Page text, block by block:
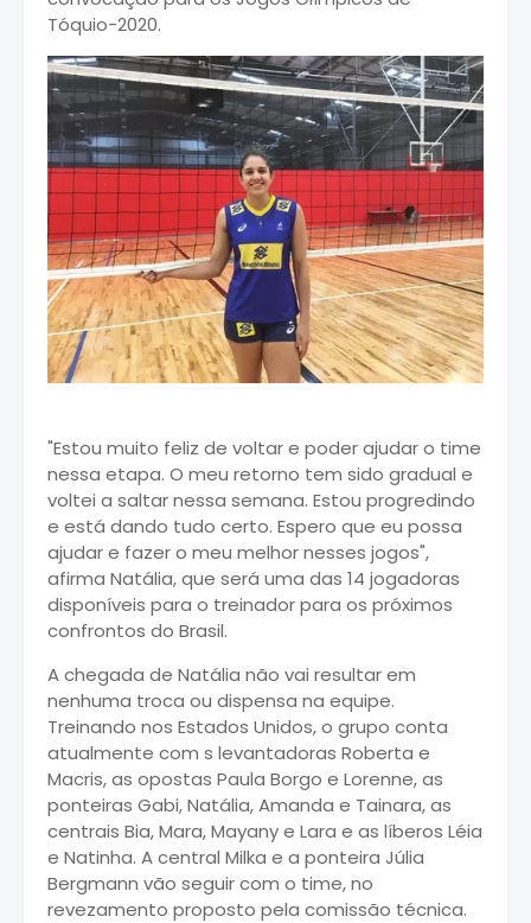
Tóquio-2020.
"Estou muito feliz de voltar e poder ajudar o time
nessa etapa. O meu retorno tem sido gradual e
voltei a saltar nessa semana. Estou progredindo
e está dando tudo certo. Espero que eu possa
ajudar e fazer o meu melhor nesses jogos",
afirma Natália, que será uma das 14 jogadoras
disponíveis para o treinador para os próximos
confrontos do Brasil.
A chegada de Natália não vai resultar em
nenhuma troca ou dispensa na equipe.
Treinando nos Estados Unidos, o grupo conta
atualmente com s levantadoras Roberta e
Macris, as opostas Paula Borgo e Lorenne, as
ponteiras Gabi, Natália, Amanda e Tainara, as
centrais Bia, Mara, Mayany e Lara e as líberos Léia
e Natinha. A central Milka e a ponteira Júlia
Bergmann vão seguir com o time, no
revezamento proposto pela comissão técnica.